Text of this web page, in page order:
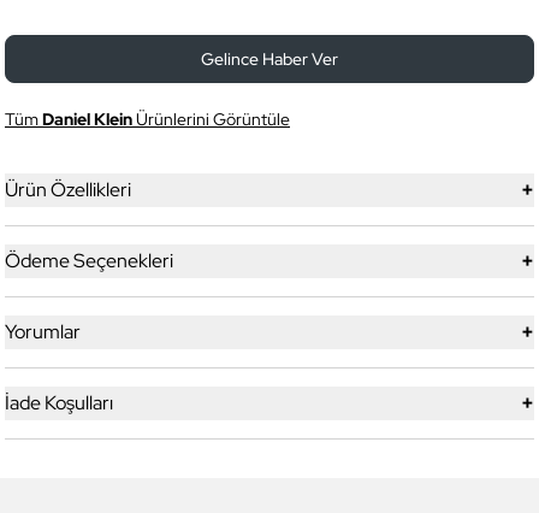
Gelince Haber Ver
TümDaniel KleinÜrünlerini Görüntüle
Ürün Özellikleri +
Ödeme Seçenekleri +
Yorumlar +
İade Koşulları +